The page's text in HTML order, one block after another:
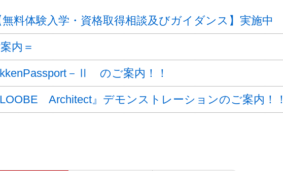
料体験入学・資格取得相談及びガイダンス】実施中
内＝
－Ⅱ のご案内！！
Architect』デモンストレーションのご案内！！